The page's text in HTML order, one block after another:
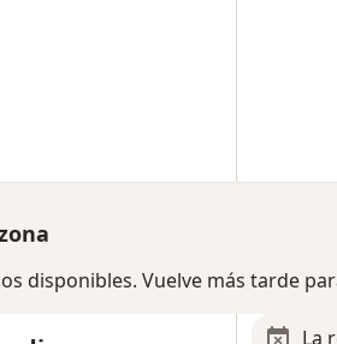
disponibles. Vuelve más tarde
La